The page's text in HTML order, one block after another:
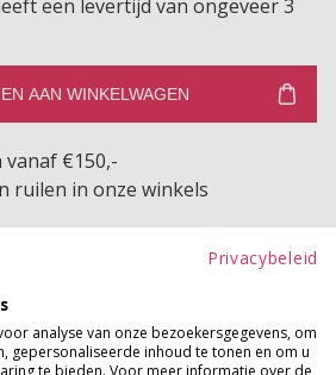
een levertijd van ongeveer 3
AAN WINKELWAGEN
€150,-
ruilen in onze winkels
blousje! Het heeft een schattig
valt, waardoor het speels
Privacybeleid
analyse van onze bezoekersgegevens, om
gepersonaliseerde inhoud te tonen en om u
te bieden. Voor meer informatie over de